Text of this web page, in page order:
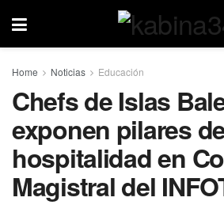
Home Noticias Educación
Chefs de Islas
exponen pilares
hospitalidad en
Magistral del